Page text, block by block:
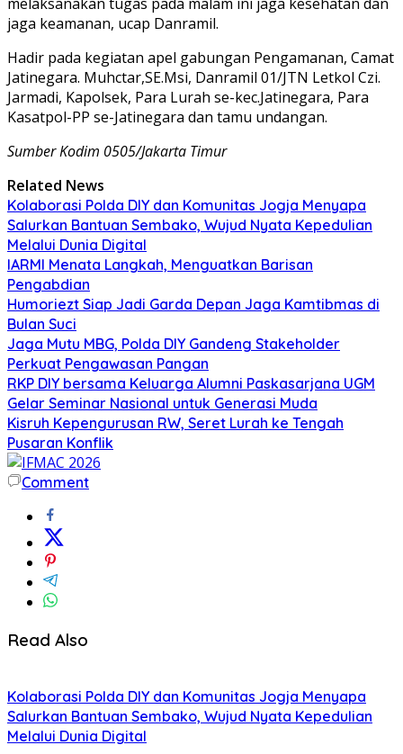
jaga keamanan, ucap Danramil.
Hadir pada kegiatan apel gabungan Pengamanan, Camat
Jatinegara. Muhctar,SE.Msi, Danramil 01/JTN Letkol Czi.
Jarmadi, Kapolsek, Para Lurah se-kec.Jatinegara, Para
Kasatpol-PP se-Jatinegara dan tamu undangan.
Sumber Kodim 0505/Jakarta Timur
Related News
Kolaborasi Polda DIY dan Komunitas Jogja Menyapa
Salurkan Bantuan Sembako, Wujud Nyata Kepedulian
Melalui Dunia Digital
IARMI Menata Langkah, Menguatkan Barisan
Pengabdian
Humoriezt Siap Jadi Garda Depan Jaga Kamtibmas di
Bulan Suci
Jaga Mutu MBG, Polda DIY Gandeng Stakeholder
Perkuat Pengawasan Pangan
RKP DIY bersama Keluarga Alumni Paskasarjana UGM
Gelar Seminar Nasional untuk Generasi Muda
Kisruh Kepengurusan RW, Seret Lurah ke Tengah
Pusaran Konflik
Comment
Read Also
Kolaborasi Polda DIY dan Komunitas Jogja Menyapa
Salurkan Bantuan Sembako, Wujud Nyata Kepedulian
Melalui Dunia Digital